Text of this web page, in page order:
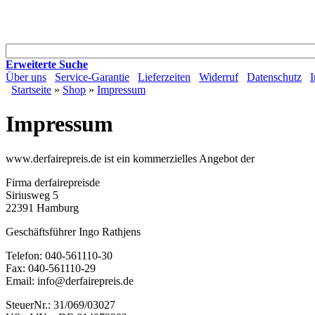
Erweiterte Suche
Über uns
Service-Garantie Lieferzeiten Widerruf Datenschutz
Startseite » Shop » Impressum
Impressum
www.derfairepreis.de ist ein kommerzielles Angebot der
Firma derfairepreisde
Siriusweg 5
22391 Hamburg
Geschäftsführer Ingo Rathjens
Telefon: 040-561110-30
Fax: 040-561110-29
Email: info@derfairepreis.de
SteuerNr.: 31/069/03027